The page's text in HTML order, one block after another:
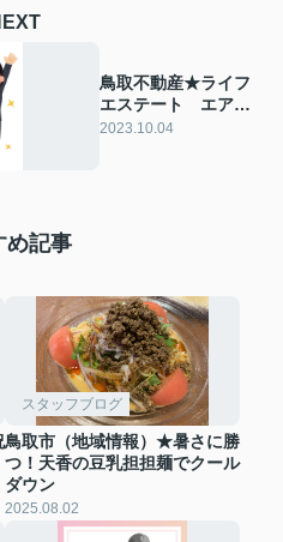
鳥取不動産★ライフ
エステート エアコ
ン★家具付き♪安長
2023.10.04
め記事
スタッフブログ
鳥取市（地域情報）★暑さに勝
つ！天香の豆乳担担麺でクール
ダウン
2025.08.02